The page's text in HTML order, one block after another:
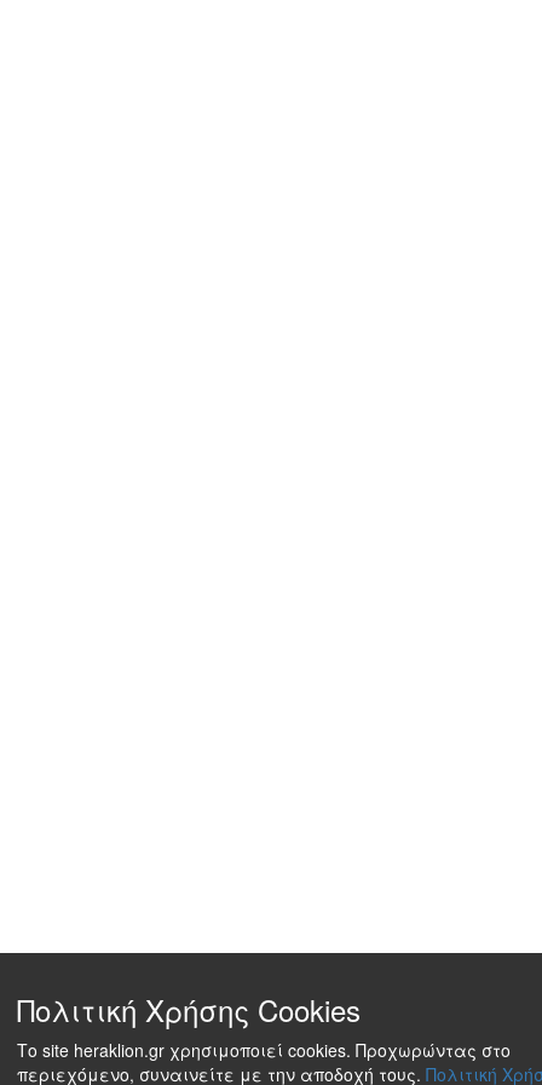
Πολιτική Χρήσης Cookies
Το site heraklion.gr χρησιμοποιεί cookies. Προχωρώντας στο
περιεχόμενο, συναινείτε με την αποδοχή τους. Πολιτική